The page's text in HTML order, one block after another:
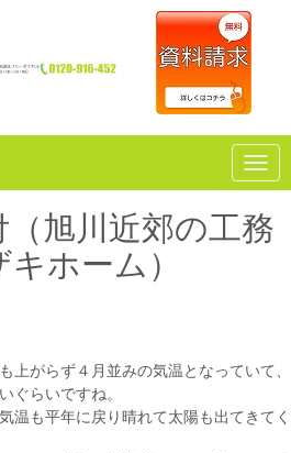
N
a
i
g
旭川近郊の工務
ホーム）
上がらず４月並みの気温となっていて、
ぐらいですね。
温も平年に戻り晴れて太陽も出てきてく